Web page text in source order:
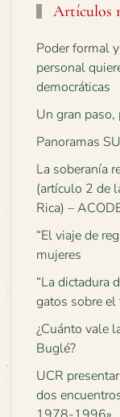
Artículos
Poder formal
personal
democráticas
Un gran paso,
Panoramas
La soberanía
(artículo 2 de
Rica) –
“El viaje de
mujeres
“La dictadura
gatos sobre el
¿Cuánto vale
Buglé?
UCR
dos